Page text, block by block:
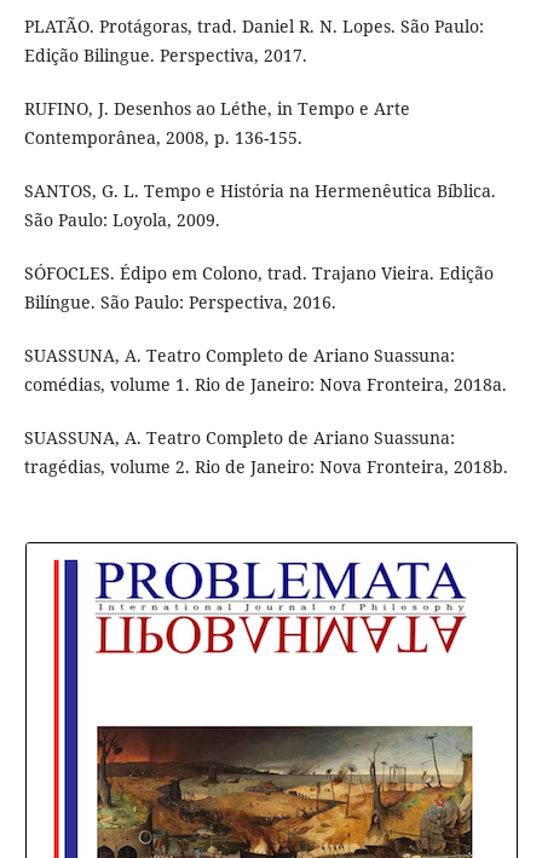
PLATÃO. Protágoras, trad. Daniel R. N. Lopes. São Paulo:
Edição Bilingue. Perspectiva, 2017.
RUFINO, J. Desenhos ao Léthe, in Tempo e Arte
Contemporânea, 2008, p. 136-155.
SANTOS, G. L. Tempo e História na Hermenêutica Bíblica.
São Paulo: Loyola, 2009.
SÓFOCLES. Édipo em Colono, trad. Trajano Vieira. Edição
Bilíngue. São Paulo: Perspectiva, 2016.
SUASSUNA, A. Teatro Completo de Ariano Suassuna:
comédias, volume 1. Rio de Janeiro: Nova Fronteira, 2018a.
SUASSUNA, A. Teatro Completo de Ariano Suassuna:
tragédias, volume 2. Rio de Janeiro: Nova Fronteira, 2018b.